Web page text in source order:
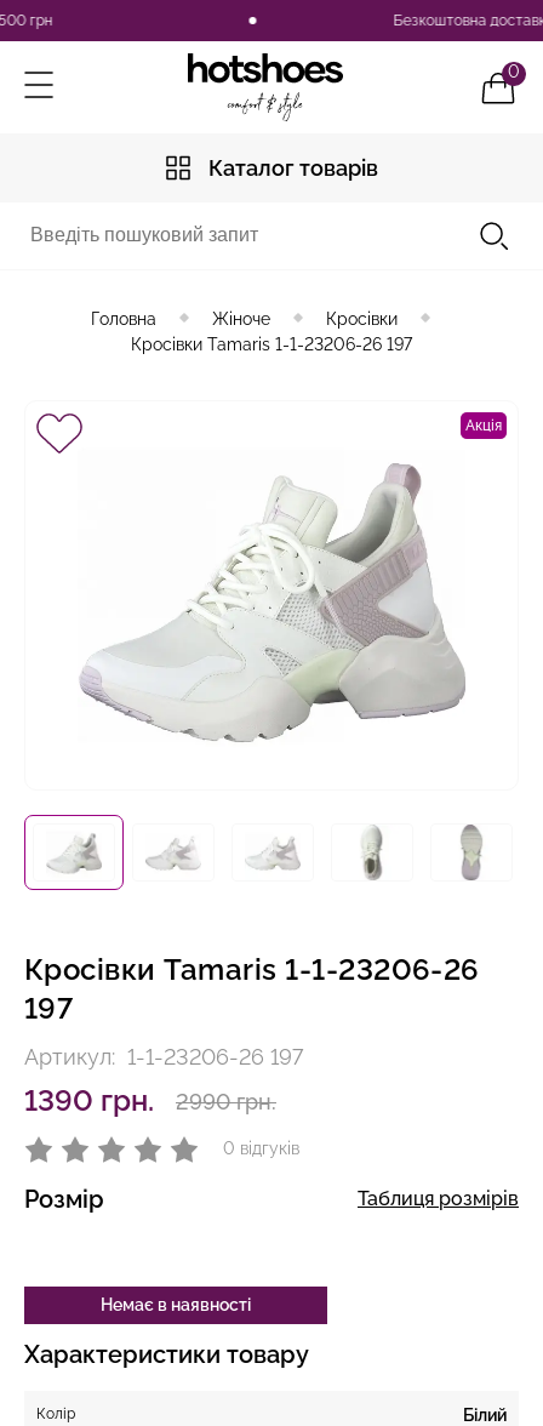
Безкоштовна доставка
0
Каталог товарів
Головна Жіноче
Кросівки
Кросівки Tamaris 1-1-23206-26 197
Акція
Кросівки Tamaris 1-1-23206-26
197
Артикул: 1-1-23206-26 197
1390 грн. 2990 грн.
0 відгуків
Розмір Таблиця розмірів
Немає в наявності
Характеристики товару
Колір Білий